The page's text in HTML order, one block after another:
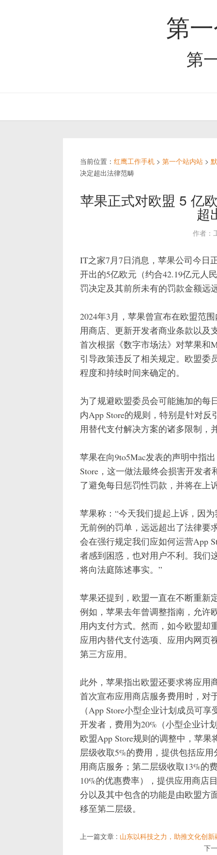
第
第
当前位置： 红鹰工作手机 > 第一个站内站 >
决定超出法律范畴
苹果正式对欧盟 5 亿
超
作者：
IT之家7月7日消息，苹果公司今日
开出的5亿欧元（约合42.19亿元人
罚决定及其前所未有的罚款金额远
2024年3月，苹果曾宣布在欧盟范
用商店、更新开发者商业条款以及
首次根据《数字市场法》对苹果和
引导政策违反了相关规定。欧盟委
程度和持续时间来确定的。
为了规避欧盟委员会可能施加的每
内App Store的规则，特别是针对
用替代支付解决方案的诸多限制，
苹果在向9to5Mac发表的声明中指
Store，这一做法最终会损害开发
了避免每日惩罚性罚款，并将在上
苹果称：“今天我们提起上诉，因
无前例的罚单，远远超出了法律要
会在强行规定我们应如何运营App
者感到困惑，也对用户不利。我们
将向法庭陈述事实。”
苹果还提到，欧盟一直在不断重新
例如，苹果去年曾调整指南，允许
用内支付方式。然而，如今欧盟却
应用内替代支付选项、应用内网页
第三方应用。
此外，苹果指出欧盟还要求将应用
首次宣布应用商店服务费用时，对
（App Store小型企业计划成员可
开发者，费用为20%（小型企业计
欧盟App Store规则的调整中，苹
层级收取5%的费用，提供包括应
用商店服务；第二层级收取13%的
10%的优惠费率），提供应用商店
分以及其中包含的功能是由欧盟方
移至第二层级。
上一篇文章 : 山东以科技之力，助推文化创
下